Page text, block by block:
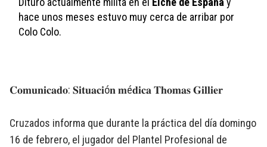
hace unos meses estuvo muy cerca de arribar por
Colo Colo.
𝐂𝐨𝐦𝐮𝐧𝐢𝐜𝐚𝐝𝐨: 𝐒𝐢𝐭𝐮𝐚𝐜𝐢ó𝐧 𝐦é𝐝𝐢𝐜𝐚 𝐓𝐡𝐨𝐦𝐚𝐬 𝐆𝐢𝐥𝐥𝐢𝐞𝐫
Cruzados informa que durante la práctica del día domingo
16 de febrero, el jugador del Plantel Profesional de